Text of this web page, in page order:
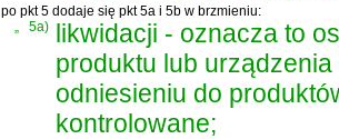
po pkt 5 dodaje się pkt 5a i 5b w brzmieniu:
5a) likwidacji - oznacza to
produktu lub
odniesieniu do
kontrolowane;